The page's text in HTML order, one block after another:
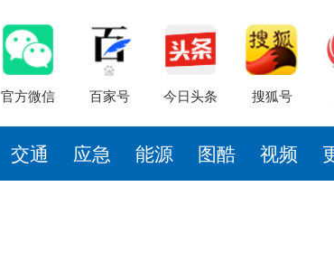
官方微信 百家号 今日头条 搜狐号
交通 应急 能源 图酷 视频